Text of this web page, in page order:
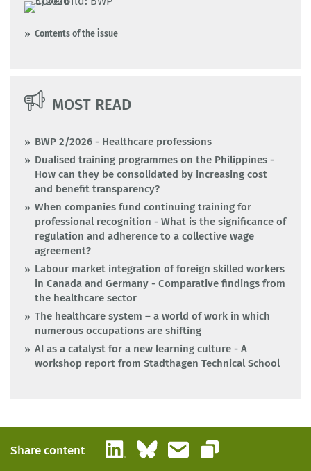
Contents of the issue
MOST READ
BWP 2/2026 - Healthcare professions
Dualised training programmes on the Philippines -
How can they be consolidated by increasing cost
and benefit transparency?
When companies fund continuing training for
professional recognition - What is the significance of
regulation and adherence to a collective wage
agreement?
Labour market integration of foreign skilled workers
in Canada and Germany - Comparative findings from
the healthcare sector
The healthcare system – a world of work in which
numerous occupations are shifting
AI as a catalyst for a new learning culture - A
workshop report from Stadthagen Technical School
Share content LinkedInBlueskyEmail
Copy link